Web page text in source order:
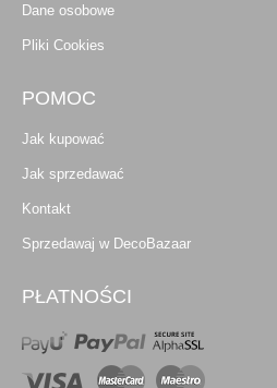
Dane osobowe
Pliki Cookies
POMOC
Jak kupować
Jak sprzedawać
Kontakt
Sprzedawaj w DecoBazaar
PŁATNOŚCI